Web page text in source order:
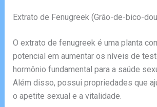
Extrato de Fenugreek (Grão-de-bico-
O extrato de fenugreek é uma planta
potencial em aumentar os níveis de
hormônio fundamental para a saúde
Além disso, possui propriedades que
o apetite sexual e a vitalidade.